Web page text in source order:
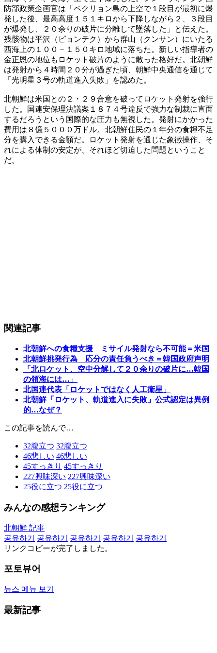
防部政策企画官は「ペクリョン島の上空で１段目が最初に爆
発した後、最高高度１５１キロから下降しながら２、３段目
が爆発し、２０余りの破片に分離して墜落した」と伝えた。
残骸物は平沢（ピョンテク）から群山（クンサン）にいたる
西海上の１００－１５０キロ地域に落ちた。新しい指導者の
金正恩の地位もロケット破片のように散った格好だ。北朝鮮
は発射から４時間２０分が過ぎた頃、朝鮮中央通信を通じて
「光明星３号の軌道進入失敗」を認めた。
北朝鮮は米国との２・２９合意を破ってロケット発射を強行
した。国連安保理決議案１８７４号違反で強力な制裁に直面
するだろうという国際的な圧力も無視した。発射にかかった
費用は８億５０００万ドル。北朝鮮住民の１年分の食糧不足
分を購入できる金額だ。ロケット発射を通じた象徴操作、そ
れによる体制の安定が、それほど切迫した問題ということ
だ。
関連記事
北朝鮮への食糧支援 ミサイル発射なら不可能＝米国
北朝鮮挑発行為 応分の責任負うべき＝韓国政府声明
「北ロケット、空中分解して２０余りの破片に…韓国
の領海には…」
北国連代表「ロケットではなく人工衛星」
北朝鮮「ロケット、軌道進入に失敗」公式認定は異例
的…なぜ？
この記事を読んで…
32腹立つ 32腹立つ
46悲しい 46悲しい
45すっきり 45すっきり
227興味深い 227興味深い
25役に立つ 25役に立つ
みんなの感想ランキング
北朝鮮 記事
공유하기
공유하기 공유하기 공유하기
공유하기
リンクコピーが完了しました。
포토뷰어
뉴스 메뉴 보기
最新記事